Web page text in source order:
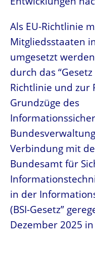
Als EU-Richtlinie
Mitgliedsstaaten
umgesetzt
durch das
Richtlinie und zur
Grundzüge des
Verbindung mit
Bundesamt für
in der
(BSI-Gesetz”
Dezember 2025